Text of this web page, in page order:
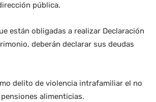
pública.
están obligadas a realizar Declaración
deberán declarar sus deudas
delito de violencia intrafamiliar el no
alimenticias.